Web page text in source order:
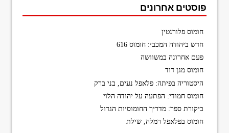
פוסטים אחרונים
חומוס פלורנטין
חדש ביהודה המכבי: חומוס 616
פעם אחרונה במשוושה
חומוס מגן דוד
היסטוריה בפיתה: פלאפל נעים, בני ברק
חומוס חמודי: הפתעה על יהודה הלוי
ביקורת ספר: מדריך החומוסיות הגדול
חומוס בפלאפל רמלה, שילת